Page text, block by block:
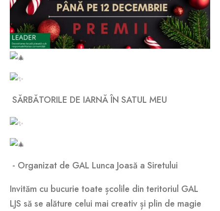
SĂRBĂTORILE DE IARNĂ ÎN SATUL MEU
- Organizat de GAL Lunca Joasă a Siretului
Invităm cu bucurie toate școlile din teritoriul GAL
LJS să se alăture celui mai creativ și plin de magie